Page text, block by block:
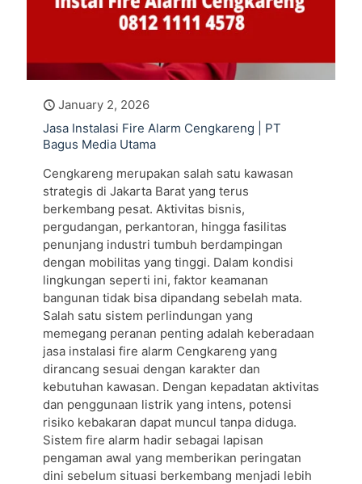
January 2, 2026
Jasa Instalasi Fire Alarm Cengkareng | PT
Bagus Media Utama
Cengkareng merupakan salah satu kawasan
strategis di Jakarta Barat yang terus
berkembang pesat. Aktivitas bisnis,
pergudangan, perkantoran, hingga fasilitas
penunjang industri tumbuh berdampingan
dengan mobilitas yang tinggi. Dalam kondisi
lingkungan seperti ini, faktor keamanan
bangunan tidak bisa dipandang sebelah mata.
Salah satu sistem perlindungan yang
memegang peranan penting adalah keberadaan
jasa instalasi fire alarm Cengkareng yang
dirancang sesuai dengan karakter dan
kebutuhan kawasan. Dengan kepadatan aktivitas
dan penggunaan listrik yang intens, potensi
risiko kebakaran dapat muncul tanpa diduga.
Sistem fire alarm hadir sebagai lapisan
pengaman awal yang memberikan peringatan
dini sebelum situasi berkembang menjadi lebih